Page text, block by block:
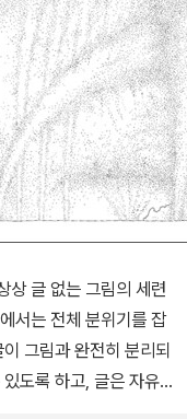
세련
서는 전체 분위기를 잡
그림과 완전히 분리되
도록 하고, 글은 자유로